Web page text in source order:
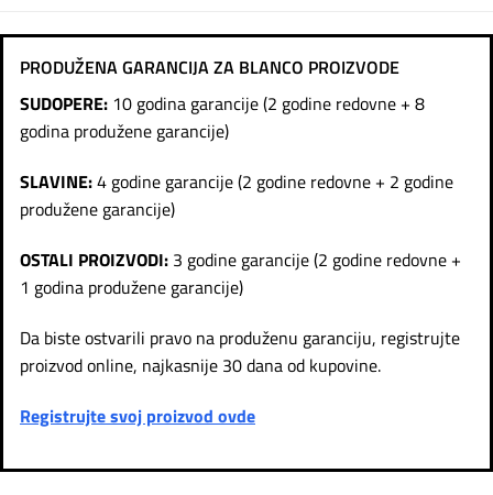
PRODUŽENA GARANCIJA ZA BLANCO PROIZVODE
SUDOPERE: 10 godina garancije (2 godine redovne + 8
godina produžene garancije)
SLAVINE:4 godine garancije (2 godine redovne + 2 godine
produžene garancije)
OSTALI PROIZVODI: 3 godine garancije (2 godine redovne +
1 godina produžene garancije)
Da biste ostvarili pravo na produženu garanciju, registrujte
proizvod online, najkasnije 30 dana od kupovine.
Registrujte svoj proizvod ovde